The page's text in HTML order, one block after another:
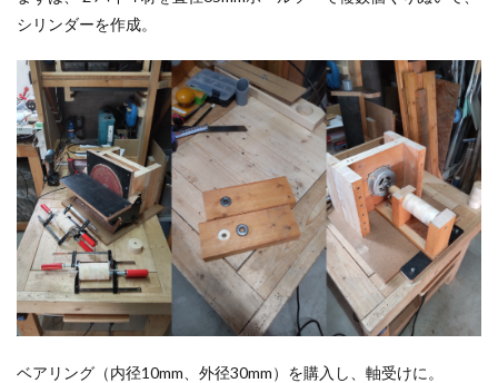
シリンダーを作成。
ベアリング（内径10mm、外径30mm）を購入し、軸受けに。